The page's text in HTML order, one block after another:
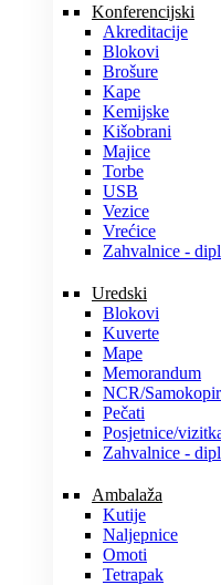
Konferencijski
Akreditacije
Blokovi
Brošure
Kape
Kemijske
Kišobrani
Majice
Torbe
USB
Vezice
Vrećice
Zahvalnice -
Uredski
Blokovi
Kuverte
Mape
Memorandum
NCR/
Pečati
Posjetnice/
Zahvalnice -
Ambalaža
Kutije
Naljepnice
Omoti
Tetrapak